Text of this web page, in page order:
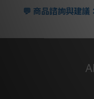
💬 商品諮詢與建議